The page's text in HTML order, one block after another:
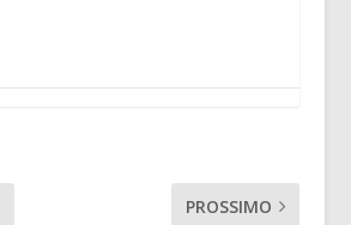
PROSSIMO